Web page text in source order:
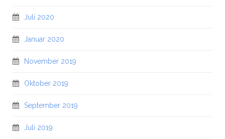
Juli 2020
Januar 2020
November 2019
Oktober 2019
September 2019
Juli 2019